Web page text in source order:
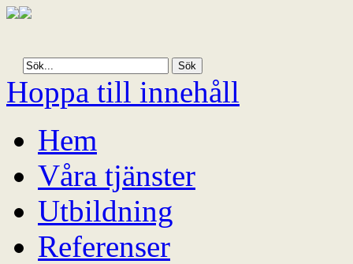
Hoppa till innehåll
Hem
Våra tjänster
Utbildning
Referenser